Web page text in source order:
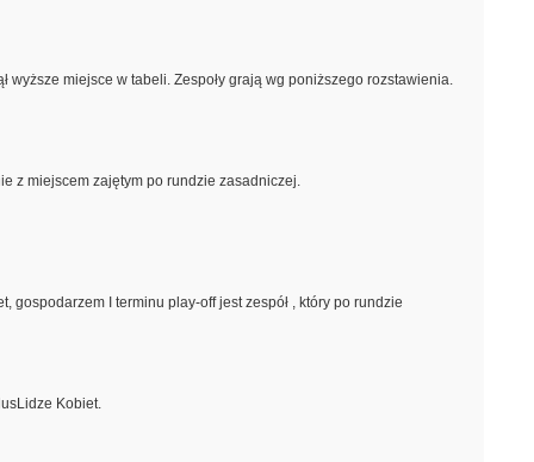
miejsce w tabeli. Zespoły grają wg poniższego rozstawienia.
z miejscem zajętym po rundzie zasadniczej.
gospodarzem I terminu play-off jest zespół , który po rundzie
Kobiet.